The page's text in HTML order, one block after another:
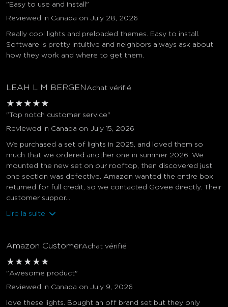
"Easy to use and install"
Reviewed in Canada on July 28, 2026
Really cool lights and preloaded themes. Easy to install.
Software is pretty intuitive and neighbors always ask about
how they work and where to get them.
LEAH L M BERGEN Achat vérifié
★ ★ ★ ★ ★
"Top notch customer service"
Reviewed in Canada on July 15, 2026
We purchased a set of lights in 2025, and loved them so
much that we ordered another one in summer 2026. We
mounted the new set on our rooftop, then discovered just
one section was defective. Amazon wanted the entire box
returned for full credit, so we contacted Govee directly. Their
customer suppor...
Lire la suite
Amazon CustomerAchat vérifié
★ ★ ★ ★ ★
"Awesome product"
Reviewed in Canada on July 9, 2026
love these lights. Bought an off brand set but they only